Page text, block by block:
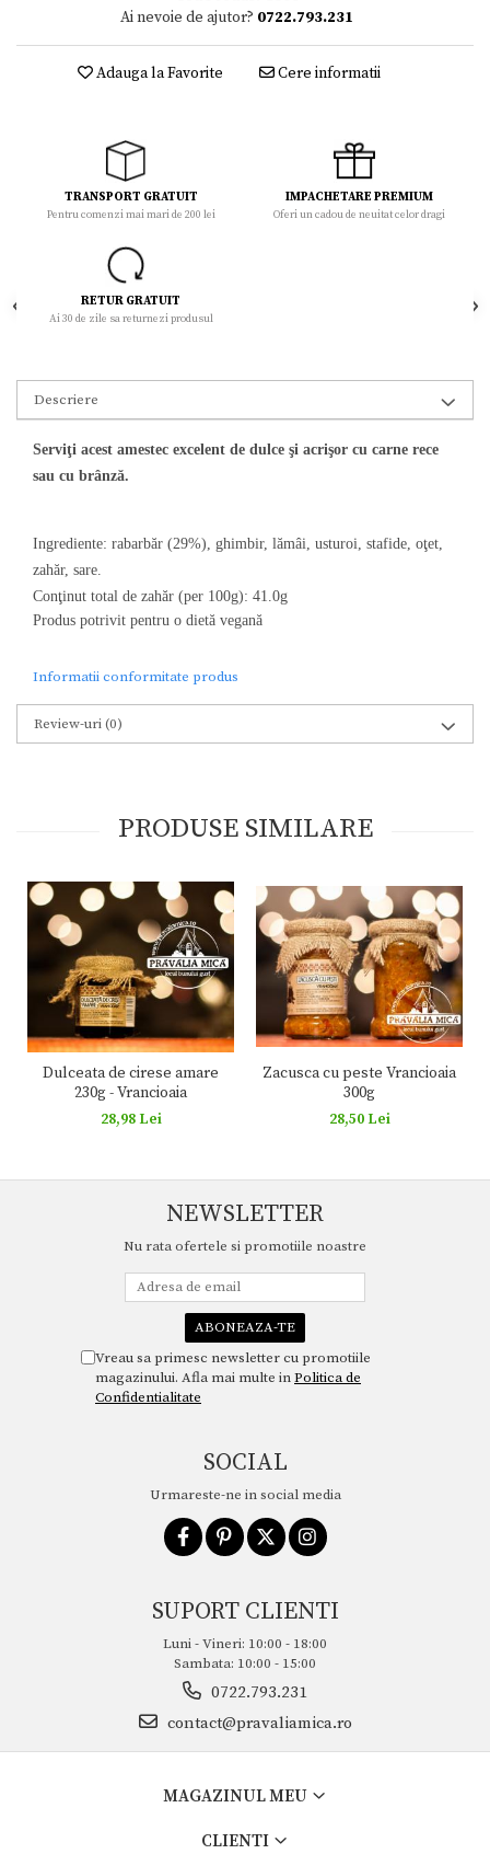
Ai nevoie de ajutor? 0722.793.231
Adauga la Favorite Cere informatii
TRANSPORT GRATUIT
Pentru comenzi mai mari de 200 lei
IMPACHETARE PREMIUM
Oferi un cadou de neuitat celor dragi
RETUR GRATUIT
Ai 30 de zile sa returnezi produsul
Descriere
Serviţi acest amestec excelent de dulce şi acrişor cu carne rece
sau cu brânză.
Ingrediente: rabarbăr (29%), ghimbir, lămâi, usturoi, stafide, oţet,
zahăr, sare.
Conţinut total de zahăr (per 100g): 41.0g
Produs potrivit pentru o dietă vegană
Informatii conformitate produs
Review-uri(0)
PRODUSE SIMILARE
Dulceata de cirese amare
230g - Vrancioaia
28,98 Lei
Zacusca cu peste Vrancioaia
300g
28,50 Lei
NEWSLETTER
Nu rata ofertele si promotiile noastre
Vreau sa primesc newsletter cu promotiile
magazinului. Afla mai multe inPolitica de
Confidentialitate
SOCIAL
Urmareste-ne in social media
SUPORT CLIENTI
Luni - Vineri: 10:00 - 18:00
Sambata: 10:00 - 15:00
0722.793.231
contact@pravaliamica.ro
MAGAZINUL MEU
CLIENTI